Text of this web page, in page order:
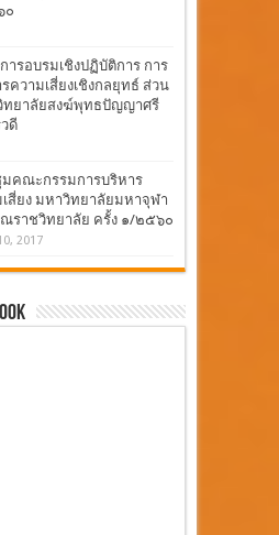
๐
ารอบรมเชิงปฏิบัติการ การ
ความเสี่ยงเชิงกลยุทธ์ ส่วน
ทยาลัยสงฆ์พุทธปัญญาศรี
ดี
คณะกรรมการบริหาร
สี่ยง มหาวิทยาลัยมหาจุฬา
ณราชวิทยาลัย ครั้ง ๑/๒๕๖๐
2017